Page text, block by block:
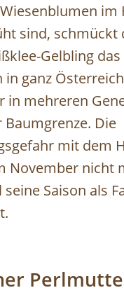
im
sind, schmückt
Gelbling das
ganz
in mehreren
Die
mit dem
November nicht
seine Saison als